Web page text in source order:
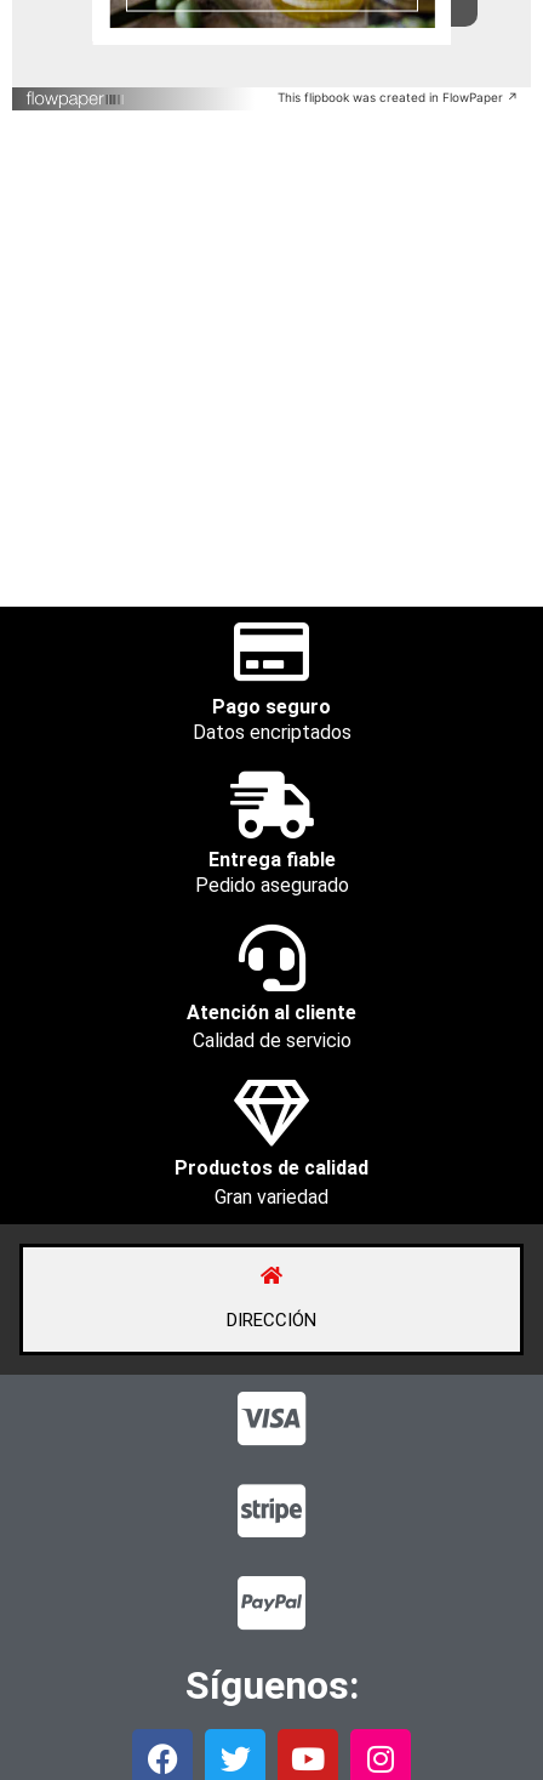
This flipbook was created in FlowPaper ↗
Pago seguro
Datos encriptados
Entrega fiable
Pedido asegurado
Atención al cliente
Calidad de servicio
Productos de calidad
Gran variedad
DIRECCIÓN
Síguenos: